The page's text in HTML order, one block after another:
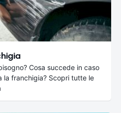
Cosa succede in caso
la franchigia? Scopri tutte le